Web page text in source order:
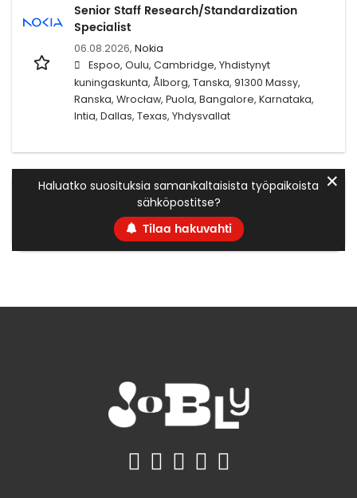
Senior Staff Research/Standardization
Specialist
06.08.2026, Nokia
Espoo, Oulu, Cambridge, Yhdistynyt
kuningaskunta, Ålborg, Tanska, 91300 Massy,
Ranska, Wrocław, Puola, Bangalore, Karnataka,
Intia, Dallas, Texas, Yhdysvallat
Haluatko suosituksia samankaltaisista työpaikoista
sähköpostitse?
Tilaa hakuvahti
✕